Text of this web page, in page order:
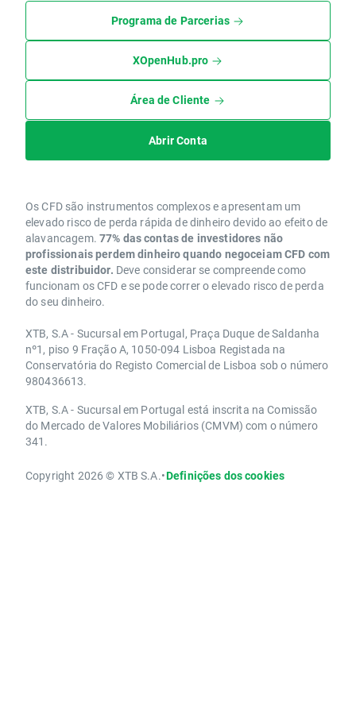
Programa de Parcerias
XOpenHub.pro
Área de Cliente
Abrir Conta
Os CFD são instrumentos complexos e apresentam um
elevado risco de perda rápida de dinheiro devido ao efeito de
alavancagem. 77% das contas de investidores não
profissionais perdem dinheiro quando negoceiam CFD com
este distribuidor. Deve considerar se compreende como
funcionam os CFD e se pode correr o elevado risco de perda
do seu dinheiro.
XTB, S.A - Sucursal em Portugal, Praça Duque de Saldanha
nº1, piso 9 Fração A, 1050-094 Lisboa Registada na
Conservatória do Registo Comercial de Lisboa sob o número
980436613.
XTB, S.A - Sucursal em Portugal está inscrita na Comissão
do Mercado de Valores Mobiliários (CMVM) com o número
341.
Copyright 2026 © XTB S.A.•Definições dos cookies